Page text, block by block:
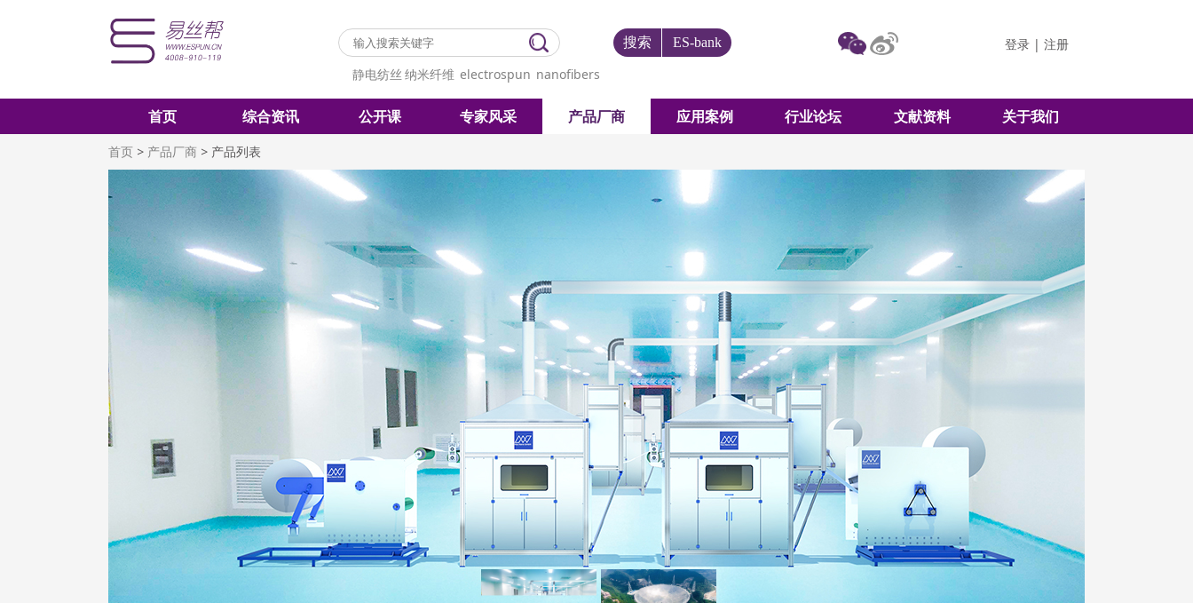
搜索 ES-bank
静电纺丝 纳米纤维 electrospun nanofibers
登录 | 注册
首页 综合资讯 公开课 专家风采 产品厂商 应用案例 行业论坛 文献资料 关于我们
首页 > 产品厂商 > 产品列表